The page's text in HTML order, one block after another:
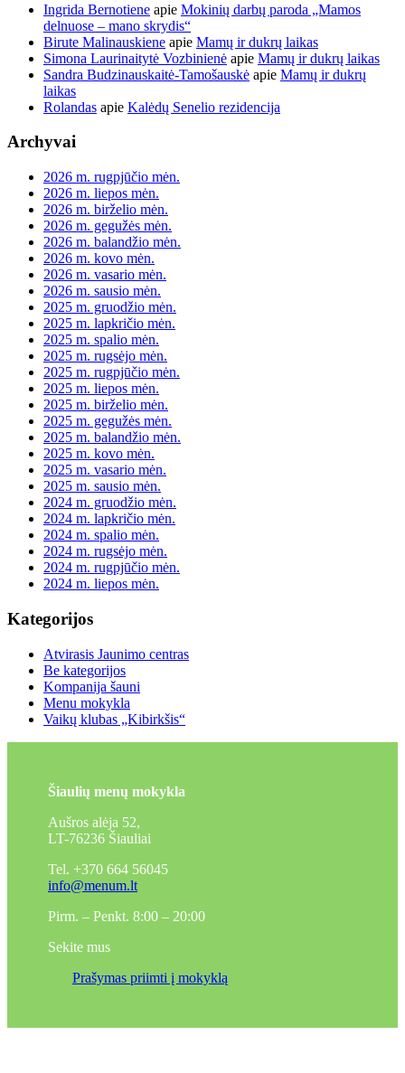
Ingrida Bernotiene apie Mokinių darbų paroda „Mamos
delnuose – mano skrydis“
Birute Malinauskiene apie Mamų ir dukrų laikas
Simona Laurinaitytė Vozbinienė apie Mamų ir dukrų laikas
Sandra Budzinauskaitė-Tamošauskė apie Mamų ir dukrų
laikas
Rolandas apie Kalėdų Senelio rezidencija
Archyvai
2026 m. rugpjūčio mėn.
2026 m. liepos mėn.
2026 m. birželio mėn.
2026 m. gegužės mėn.
2026 m. balandžio mėn.
2026 m. kovo mėn.
2026 m. vasario mėn.
2026 m. sausio mėn.
2025 m. gruodžio mėn.
2025 m. lapkričio mėn.
2025 m. spalio mėn.
2025 m. rugsėjo mėn.
2025 m. rugpjūčio mėn.
2025 m. liepos mėn.
2025 m. birželio mėn.
2025 m. gegužės mėn.
2025 m. balandžio mėn.
2025 m. kovo mėn.
2025 m. vasario mėn.
2025 m. sausio mėn.
2024 m. gruodžio mėn.
2024 m. lapkričio mėn.
2024 m. spalio mėn.
2024 m. rugsėjo mėn.
2024 m. rugpjūčio mėn.
2024 m. liepos mėn.
Kategorijos
Atvirasis Jaunimo centras
Be kategorijos
Kompanija šauni
Menu mokykla
Vaikų klubas „Kibirkšis“
Šiaulių menų mokykla
Aušros alėja 52,
LT-76236 Šiauliai
Tel. +370 664 56045
info@menum.lt
Pirm. – Penkt. 8:00 – 20:00
Sekite mus
Prašymas priimti į mokyklą